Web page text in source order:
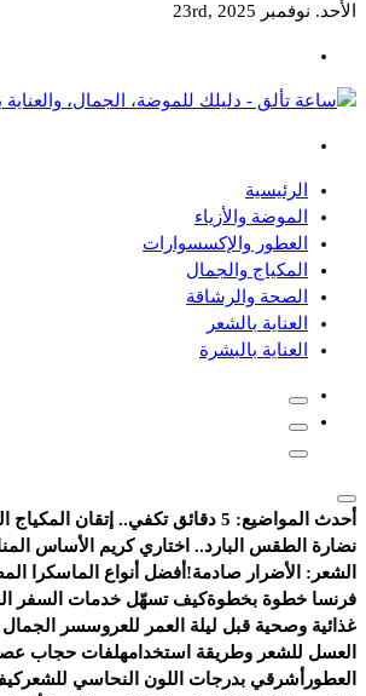
الأحد. نوفمبر 23rd, 2025
دليلك للموضة، الجمال، والعناية بالبشرة والشعر
الرئيسية
الموضة والأزياء
العطور والإكسسوارات
المكياج والجمال
الصحة والرشاقة
العناية بالشعر
العناية بالبشرة
أحدث المواضيع: 5 دقائق تكفي.. إتقان المكياج الصباحي لإطلالة مشرقة
نضارة الطقس البارد.. اختاري كريم الأساس
الشعر: الأضرار صادمة! أفضل أنواع الماسكرا
فرنسا خطوة بخطوةكيف تسهّل خدمات السفر
غذائية وصحية قبل ليلة العمر للعروسسر الجمال
العسل للشعر وطريقة استخدامهلفات حجاب
العطور أشرقي بدرجات اللون النحاسي للشعر